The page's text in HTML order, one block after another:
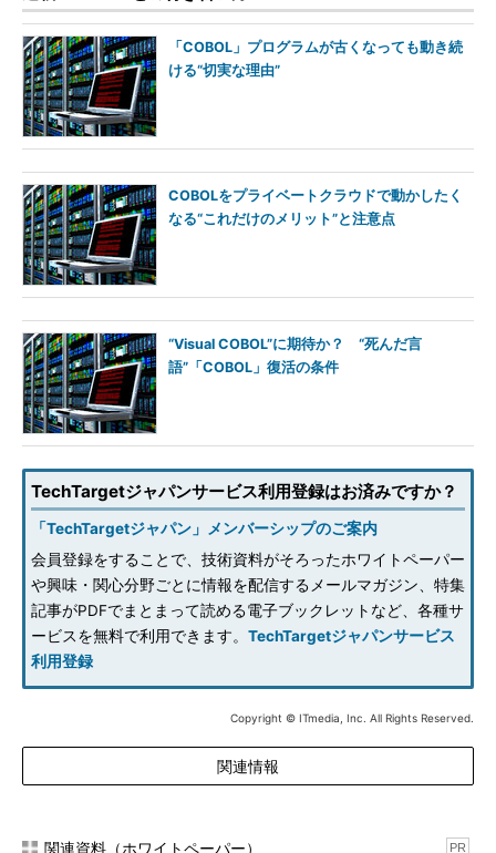
「COBOL」プログラムが古くなっても動き続
ける“切実な理由”
COBOLをプライベートクラウドで動かしたく
なる“これだけのメリット”と注意点
“Visual COBOL”に期待か？ “死んだ言
語”「COBOL」復活の条件
TechTargetジャパンサービス利用登録はお済みですか？
「TechTargetジャパン」メンバーシップのご案内
会員登録をすることで、技術資料がそろったホワイトペーパー
や興味・関心分野ごとに情報を配信するメールマガジン、特集
記事がPDFでまとまって読める電子ブックレットなど、各種サ
ービスを無料で利用できます。 TechTargetジャパンサービス
利用登録
Copyright © ITmedia, Inc. All Rights Reserved.
関連情報
関連資料（ホワイトペーパー） PR